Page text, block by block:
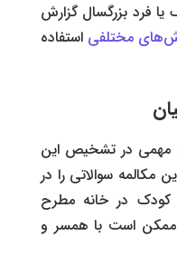
یا فرد بزرگسال گزارش
مختلفی استفاده
مهمی در تشخیص این
مکالمه سوالاتی را در
کودک در خانه مطرح
ممکن است با همسر و